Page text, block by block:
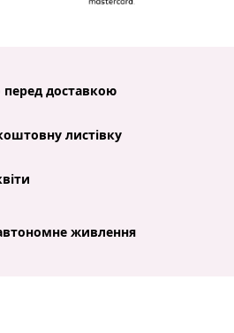
доставкою
листівку
живлення